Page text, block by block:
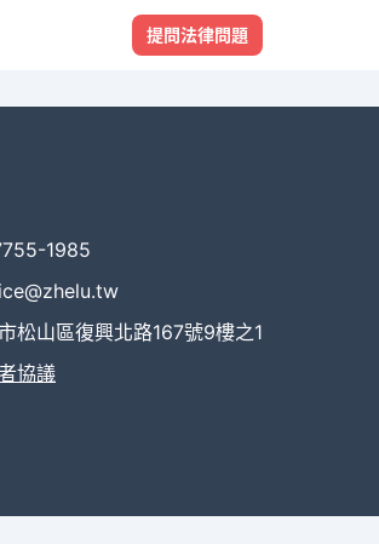
提問法律問題
1985
松山區復興北路167號9樓之1
協議